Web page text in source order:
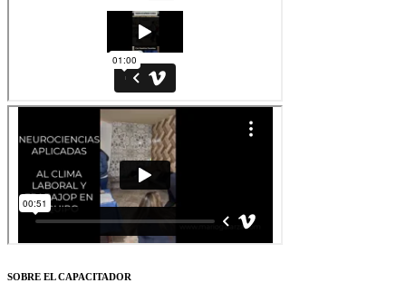
SOBRE EL CAPACITADOR